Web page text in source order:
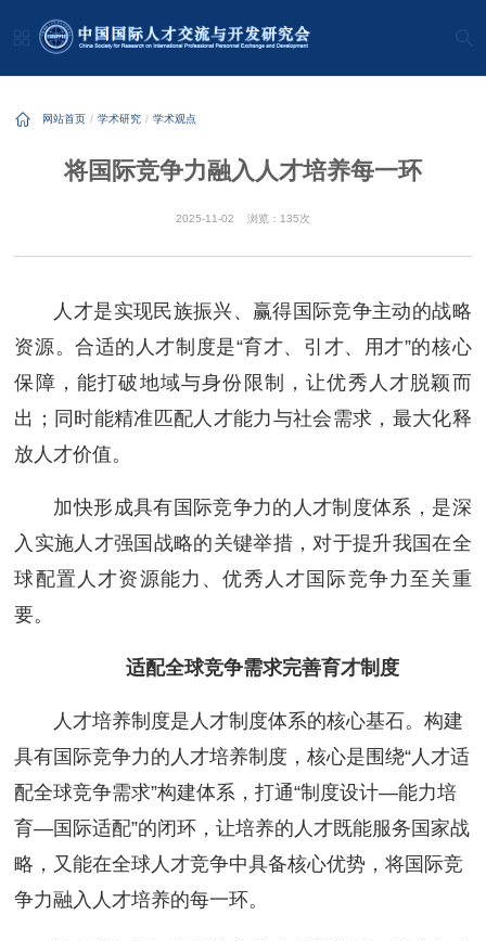
网站首页 学术研究 学术观点
将国际竞争力融入人才培养每一环
2025-11-02 浏览：135次
人才是实现民族振兴、赢得国际竞争主动的战略
资源。合适的人才制度是“育才、引才、用才”的核心
保障，能打破地域与身份限制，让优秀人才脱颖而
出；同时能精准匹配人才能力与社会需求，最大化释
放人才价值。
加快形成具有国际竞争力的人才制度体系，是深
入实施人才强国战略的关键举措，对于提升我国在全
球配置人才资源能力、优秀人才国际竞争力至关重
要。
适配全球竞争需求完善育才制度
人才培养制度是人才制度体系的核心基石。构建
具有国际竞争力的人才培养制度，核心是围绕“人才适
配全球竞争需求”构建体系，打通“制度设计—能力培
育—国际适配”的闭环，让培养的人才既能服务国家战
略，又能在全球人才竞争中具备核心优势，将国际竞
争力融入人才培养的每一环。